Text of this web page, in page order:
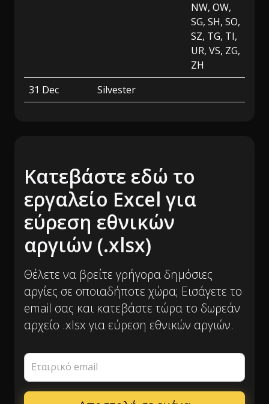
NW, OW,
SG, SH, SO,
SZ, TG, TI,
UR, VS, ZG,
ZH
31 Dec
Silvester
Κατεβάστε εδώ το
εργαλείο Excel για
εύρεση εθνικών
αργιών (.xlsx)
Θέλετε να βρείτε γρήγορα δημόσιες
αργίες σε οποιαδήποτε χώρα; Εισάγετε το
email σας και κατεβάστε τώρα το δωρεάν
αρχείο .xlsx για εύρεση εθνικών αργιών.
Εταιρικό email